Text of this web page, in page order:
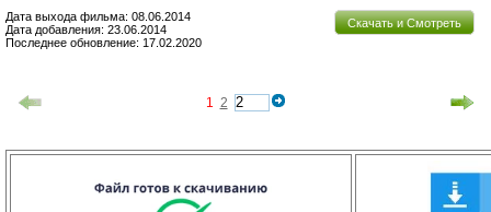
Скачать и Смотреть
Дата выхода фильма: 08.06.2014
Дата добавления: 23.06.2014
Последнее обновление: 17.02.2020
1 2